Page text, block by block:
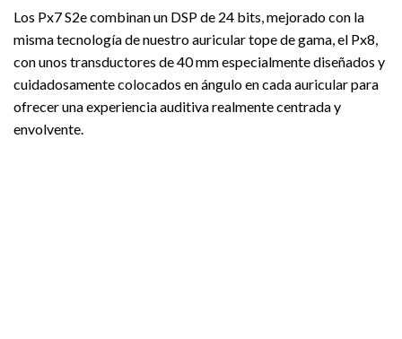
Los Px7 S2e combinan un DSP de 24 bits, mejorado con la
misma tecnología de nuestro auricular tope de gama, el Px8,
con unos transductores de 40 mm especialmente diseñados y
cuidadosamente colocados en ángulo en cada auricular para
ofrecer una experiencia auditiva realmente centrada y
envolvente.